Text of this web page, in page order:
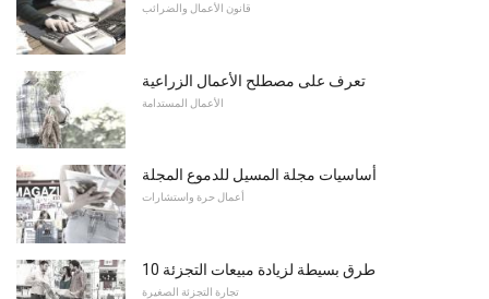
قانون الأعمال والضرائب
تعرف على مصطلح الأعمال الزراعية
الأعمال المستدامة
أساسيات مجلة المسيل للدموع المجلة
أعمال حرة واستشارات
10 طرق بسيطة لزيادة مبيعات التجزئة
تجارة التجزئة الصغيرة